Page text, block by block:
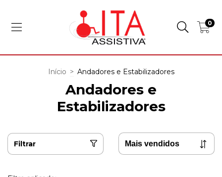
0
Início > Andadores e Estabilizadores
Andadores e
Estabilizadores
Filtrar